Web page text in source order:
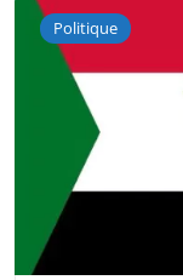
Politique